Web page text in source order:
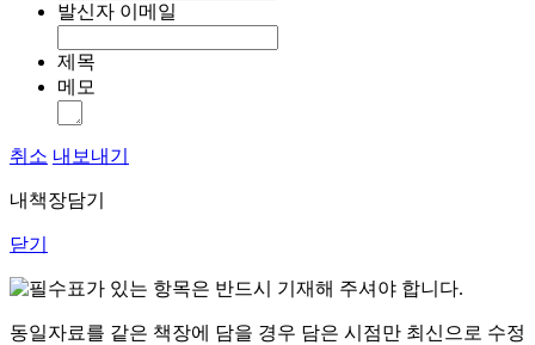
발신자 이메일
제목
메모
취소 내보내기
내책장담기
닫기
표가 있는 항목은 반드시 기재해 주셔야 합니다.
동일자료를 같은 책장에 담을 경우 담은 시점만 최신으로 수정